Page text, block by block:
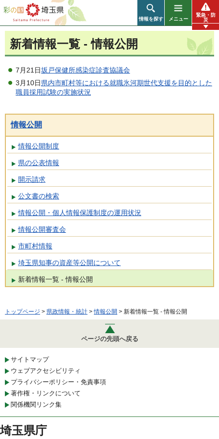
彩の国 埼玉県
情報を探す メニュー
緊急・防
災
新着情報一覧 - 情報公開
7月21日坂戸保健所感染症診査協議会
3月10日県内市町村等における就職氷河期世代支援を目的とした
職員採用試験の実施状況
情報公開
情報公開制度
県の公表情報
開示請求
公文書の検索
情報公開・個人情報保護制度の運用状況
情報公開審査会
市町村情報
埼玉県知事の資産等公開について
新着情報一覧 - 情報公開
トップページ > 県政情報・統計 >情報公開 > 新着情報一覧 - 情報公開
ページの先頭へ戻る
サイトマップ
ウェブアクセシビリティ
プライバシーポリシー・免責事項
著作権・リンクについて
関係機関リンク集
埼玉県庁